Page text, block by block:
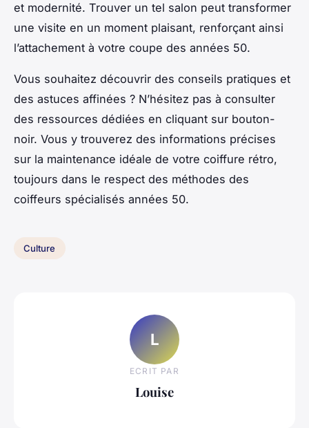
et modernité. Trouver un tel salon peut transformer
une visite en un moment plaisant, renforçant ainsi
l’attachement à votre coupe des années 50.
Vous souhaitez découvrir des conseils pratiques et
des astuces affinées ? N’hésitez pas à consulter
des ressources dédiées en cliquant sur bouton-
noir. Vous y trouverez des informations précises
sur la maintenance idéale de votre coiffure rétro,
toujours dans le respect des méthodes des
coiffeurs spécialisés années 50.
Culture
L
ECRIT PAR
Louise